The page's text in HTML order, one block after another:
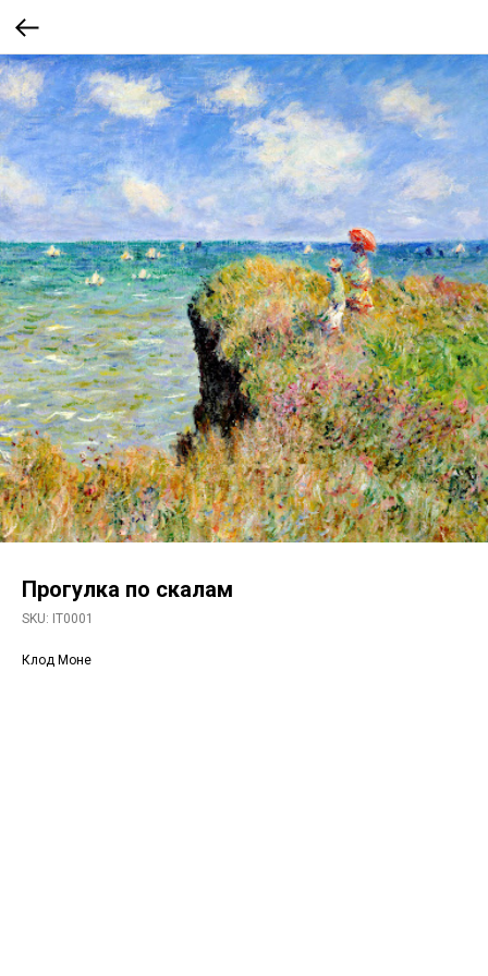
Прогулка по скалам
SKU: IT0001
Клод Моне